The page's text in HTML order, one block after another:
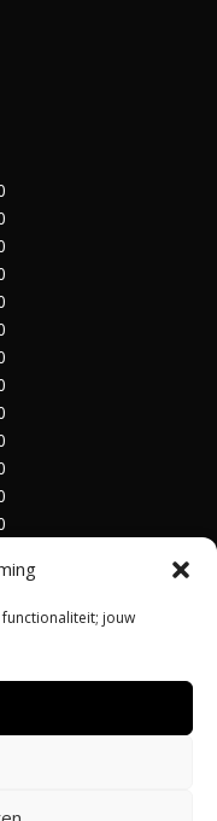
jouw
Voorwaarden